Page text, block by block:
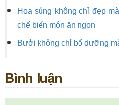
Hoa súng không chỉ đẹp
chế biến món ăn ngon
Bưởi không chỉ bổ dưỡng
Bình luận